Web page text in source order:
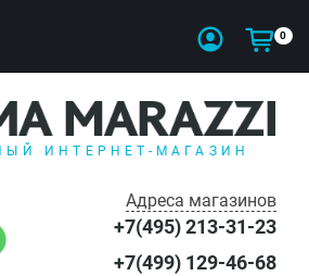
0
ИНТЕРНЕТ-МАГАЗИН
Адреса магазинов
+7(495) 213-31-23
+7(499) 129-46-68